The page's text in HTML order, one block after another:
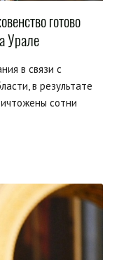
готово
Урале
в связи с
в результате
сотни